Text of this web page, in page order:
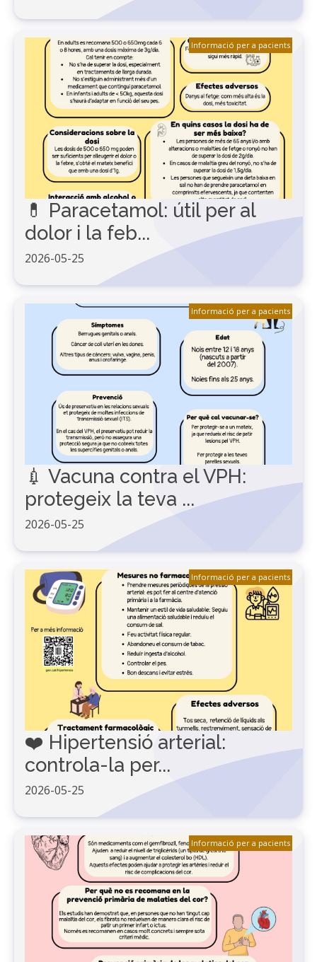
💊 Paracetamol: útil per al
dolor i la feb...
2026-05-25
Informació per a pacients
💉 Vacuna contra el VPH:
protegeix la teva ...
2026-05-25
Informació per a pacients
❤️ Hipertensió arterial:
controla-la per...
2026-05-25
Informació per a pacients
Informació per a pacients